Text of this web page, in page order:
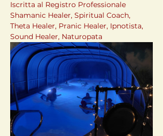
Iscritta al Registro Professionale
Shamanic Healer, Spiritual Coach,
Theta Healer, Pranic Healer, Ipnotista,
Sound Healer, Naturopata